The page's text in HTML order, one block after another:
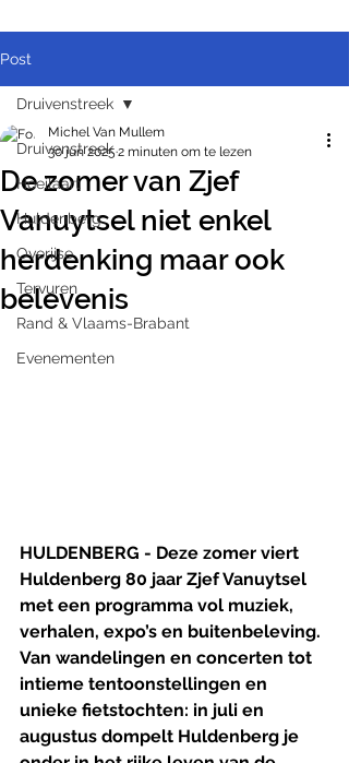
Post
Druivenstreek
Hoeilaart
Huldenberg
Overijse
Tervuren
Rand & Vlaams-Brabant
Evenementen
Druivenstreek
De zomer van Zjef
Vanuytsel niet enkel
herdenking maar ook
belevenis
Michel Van Mullem
30 jun 2025 2 minuten om te lezen
HULDENBERG - Deze zomer viert
Huldenberg 80 jaar Zjef Vanuytsel
met een programma vol muziek,
verhalen, expo’s en buitenbeleving.
Van wandelingen en concerten tot
intieme tentoonstellingen en
unieke fietstochten: in juli en
augustus dompelt Huldenberg je